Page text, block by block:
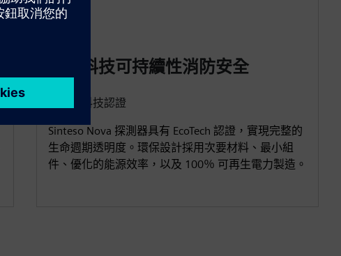
環保科技可持續性消防安全
經環保科技認證
Sinteso Nova 探測器具有 EcoTech 認證，實現完整的
生命週期透明度。環保設計採用次要材料、最小組
件、優化的能源效率，以及 100％ 可再生電力製造。